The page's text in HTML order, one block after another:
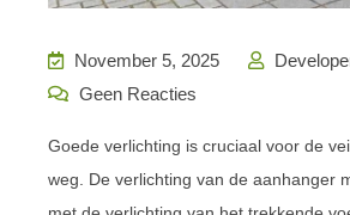
November 5, 2025
Geen Reacties
Goede verlichting is cruciaal voor de
weg. De verlichting van de aanhanger